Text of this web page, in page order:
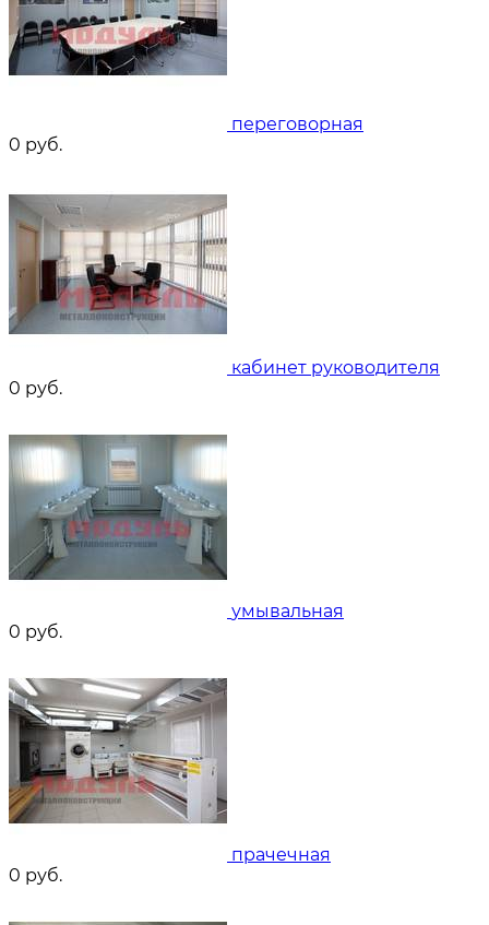
переговорная
0 руб.
кабинет руководителя
0 руб.
умывальная
0 руб.
прачечная
0 руб.